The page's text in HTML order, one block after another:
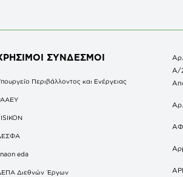
ΣΥΝΔΕΣΜΟΙ
Περιβάλλοντος και Ενέργειας
eda
Διεθνών Έργων
Α/